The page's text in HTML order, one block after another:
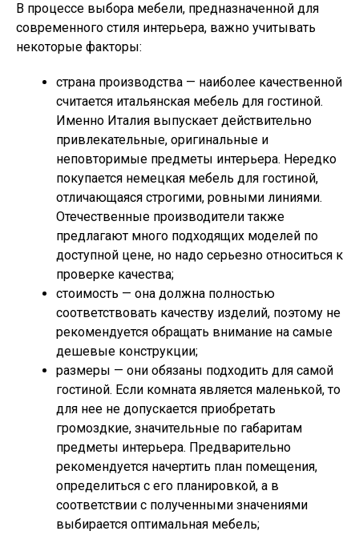
В процессе выбора мебели, предназначенной для
современного стиля интерьера, важно учитывать
некоторые факторы:
страна производства — наиболее качественной
считается итальянская мебель для гостиной.
Именно Италия выпускает действительно
привлекательные, оригинальные и
неповторимые предметы интерьера. Нередко
покупается немецкая мебель для гостиной,
отличающаяся строгими, ровными линиями.
Отечественные производители также
предлагают много подходящих моделей по
доступной цене, но надо серьезно относиться к
проверке качества;
стоимость — она должна полностью
соответствовать качеству изделий, поэтому не
рекомендуется обращать внимание на самые
дешевые конструкции;
размеры — они обязаны подходить для самой
гостиной. Если комната является маленькой, то
для нее не допускается приобретать
громоздкие, значительные по габаритам
предметы интерьера. Предварительно
рекомендуется начертить план помещения,
определиться с его планировкой, а в
соответствии с полученными значениями
выбирается оптимальная мебель;